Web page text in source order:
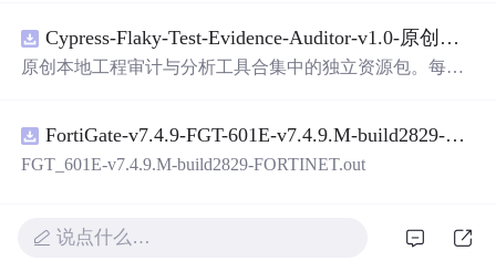
README、运行说明、功能清单、MIT License及原创与授
权声明。解压后进入project目录，执行npm test验证算法，
目源码、Logo、官方截图、论文、生产日志或其他受限素
材。适合前端开发、AI应用工程、测试审计和课程实践。
Cypress-Flaky-Test-Evidence-Auditor-v1.0-原创源码与文档.zip
原创本地工程审计与分析工具合集中的独立资源包。每个
README、运行说明、功能清单、MIT License及原创与授
权声明。解压后进入project目录，执行npm test验证算法，
目源码、Logo、官方截图、论文、生产日志或其他受限素
材。适合前端开发、AI应用工程、测试审计和课程实践。
FortiGate-v7.4.9-FGT-601E-v7.4.9.M-build2829-FORTINET.out
FGT_601E-v7.4.9.M-build2829-FORTINET.out
说点什么…